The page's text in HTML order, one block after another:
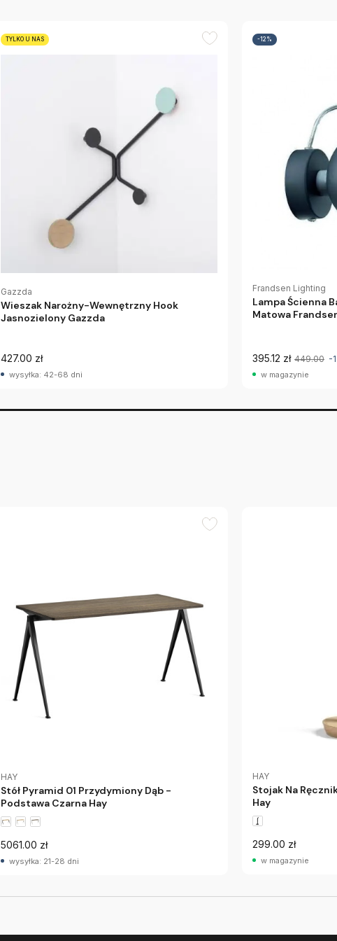
TYLKO U NAS
Gazzda
Wieszak Narożny-Wewnętrzny Hook
Jasnozielony Gazzda
427.00 zł
wysyłka: 42-68 dni
-12%
Frandsen Lighting
Lampa Ścienna
Matowa
395.12 zł 449.00 -
w magazynie
HAY
Stół Pyramid 01 Przydymiony Dąb -
Podstawa Czarna Hay
5061.00 zł
wysyłka: 21-28 dni
HAY
Stojak Na
Hay
299.00 zł
w magazynie